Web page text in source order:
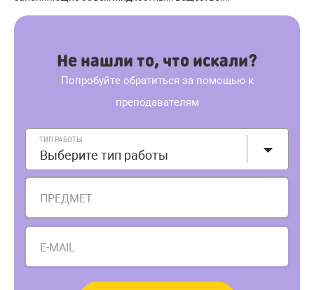
Не нашли то, что искали?
Попробуйте обратиться за помощью к
преподавателям
ТИП РАБОТЫ
Выберите тип работы
ПРЕДМЕТ
E-MAIL